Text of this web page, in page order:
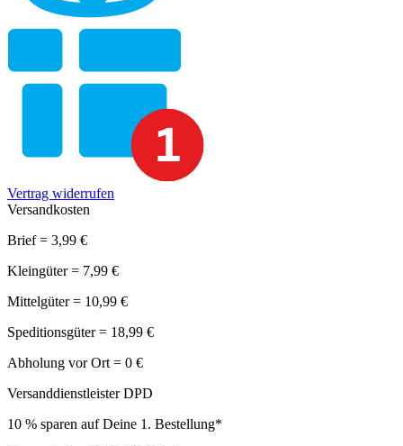
Vertrag widerrufen
Versandkosten
Brief = 3,99 €
Kleingüter = 7,99 €
Mittelgüter = 10,99 €
Speditionsgüter = 18,99 €
Abholung vor Ort = 0 €
Versanddienstleister DPD
10 % sparen auf Deine 1. Bestellung*